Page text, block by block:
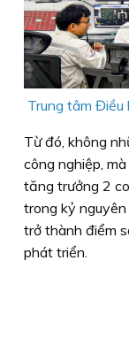
Trung tâm Điều
Từ đó, không
công nghiệp,
tăng trưởng 2
trong kỷ
trở thành điểm
phát triển.